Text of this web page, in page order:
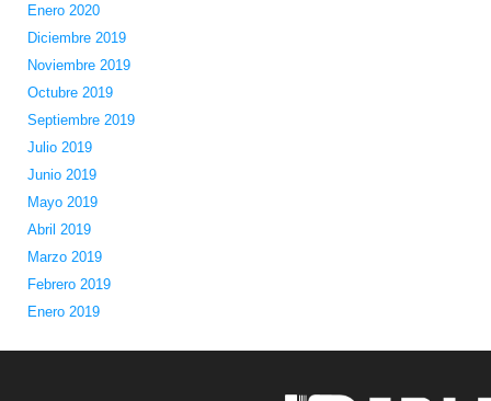
Enero 2020
Diciembre 2019
Noviembre 2019
Octubre 2019
Septiembre 2019
Julio 2019
Junio 2019
Mayo 2019
Abril 2019
Marzo 2019
Febrero 2019
Enero 2019